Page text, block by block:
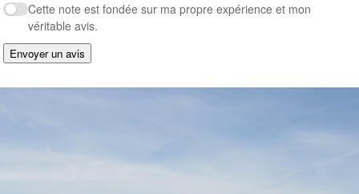
Cette note est fondée sur ma propre expérience et mon
véritable avis.
Envoyer un avis